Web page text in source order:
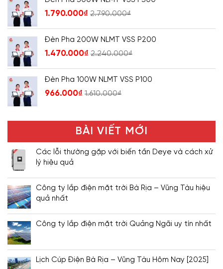
1.790.000₫ 2.790.000₫
Đèn Pha 200W NLMT VSS P200
1.470.000₫ 2.240.000₫
Đèn Pha 100W NLMT VSS P100
966.000₫ 1.610.000₫
BÀI VIẾT MỚI
Các lỗi thường gặp với biến tần Deye và cách xử
lý hiệu quả
Công ty lắp điện mặt trời Bà Rịa – Vũng Tàu hiệu
quả nhất
Công ty lắp điện mặt trời Quảng Ngãi uy tín nhất
Lịch Cúp Điện Bà Rịa – Vũng Tàu Hôm Nay [2025]